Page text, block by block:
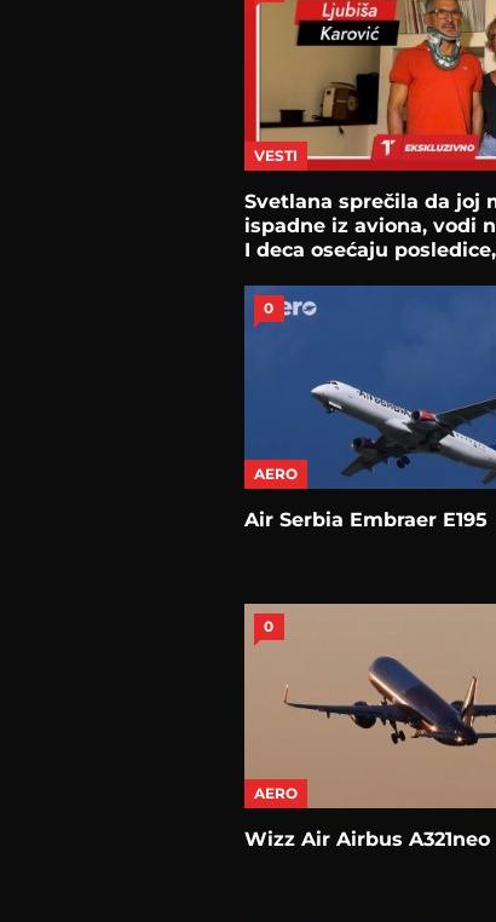
VESTI
Svetlana sprečila da joj
ispadne iz aviona, vodi
I deca osećaju
0
AERO
Air Serbia Embraer E195
0
AERO
Wizz Air Airbus A321neo